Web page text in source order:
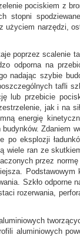
pociskiem z
stopni
narzędzi,
poprzez scalenie
odporna na
nadając szybie
tafli
lub przebicie
jak i na
energię
Zdaniem
po eksplozji
wiele ran ze
przez
Podstawowym
Szkło odporne
rozerwania,
aluminiowych